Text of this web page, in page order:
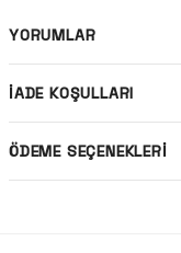
YORUMLAR
İADE KOŞULLARI
ÖDEME SEÇENEKLERI